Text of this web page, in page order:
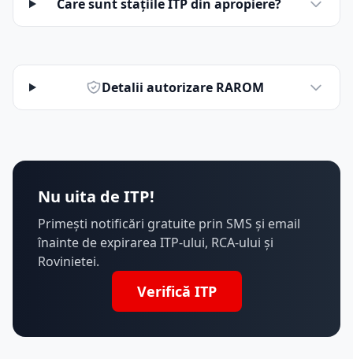
Care sunt stațiile ITP din apropiere?
Detalii autorizare RAROM
Nu uita de ITP!
Primești notificări gratuite prin SMS și email
înainte de expirarea ITP-ului, RCA-ului și
Rovinietei.
Verifică ITP